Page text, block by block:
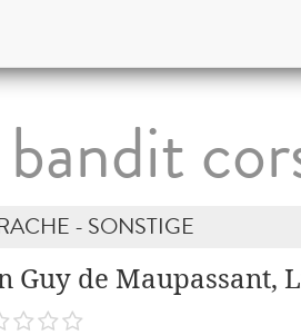
- SONSTIGE
Guy de Maupassant,